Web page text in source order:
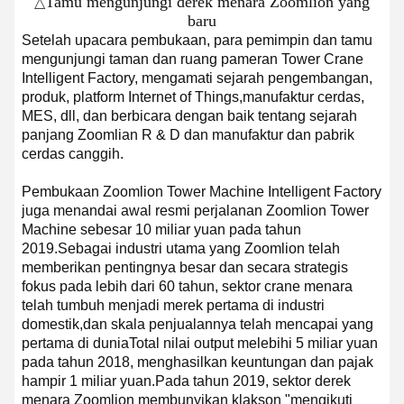
baru
Setelah upacara pembukaan, para pemimpin dan tamu
mengunjungi taman dan ruang pameran Tower Crane
Intelligent Factory, mengamati sejarah pengembangan,
produk, platform Internet of Things,manufaktur cerdas,
MES, dll, dan berbicara dengan baik tentang sejarah
panjang Zoomlian R & D dan manufaktur dan pabrik
cerdas canggih.
Pembukaan Zoomlion Tower Machine Intelligent Factory
juga menandai awal resmi perjalanan Zoomlion Tower
Machine sebesar 10 miliar yuan pada tahun
2019.Sebagai industri utama yang Zoomlion telah
memberikan pentingnya besar dan secara strategis
fokus pada lebih dari 60 tahun, sektor crane menara
telah tumbuh menjadi merek pertama di industri
domestik,dan skala penjualannya telah mencapai yang
pertama di duniaTotal nilai output melebihi 5 miliar yuan
pada tahun 2018, menghasilkan keuntungan dan pajak
hampir 1 miliar yuan.Pada tahun 2019, sektor derek
menara Zoomlion membunyikan klakson "mengikuti